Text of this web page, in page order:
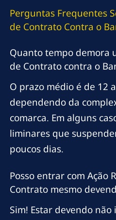
Perguntas Frequentes
de Contrato Contra o
Quanto tempo demora
de Contrato contra o
O prazo médio é de 12
dependendo da
comarca. Em alguns
liminares que
poucos dias.
Posso entrar com Ação
Contrato mesmo
Sim! Estar devendo não